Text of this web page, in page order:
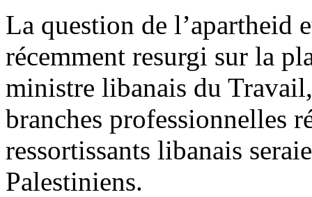
La question de l’apartheid
récemment resurgi sur la
ministre libanais du
branches professionnelles
ressortissants libanais
Palestiniens.